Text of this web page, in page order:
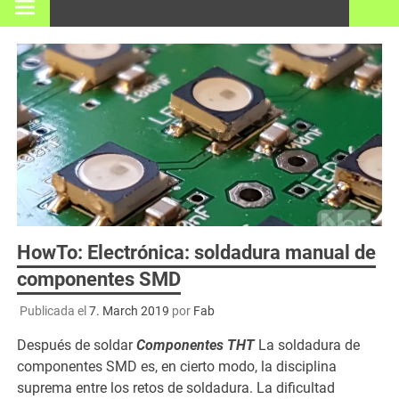
3D y
HowTo: Electrónica: soldadura manual de
componentes SMD
Publicada el7. March 2019 por Fab
Después de soldarComponentes THTLa soldadura de
componentes SMD es, en cierto modo, la disciplina
suprema entre los retos de soldadura. La dificultad